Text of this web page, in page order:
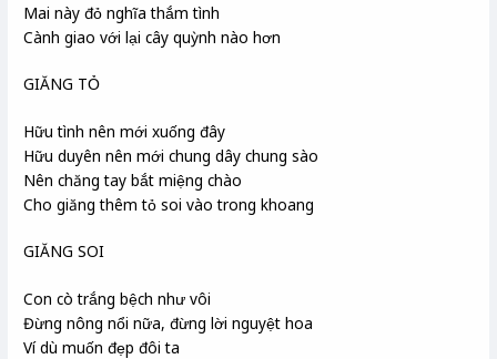
Mai này đỏ nghĩa thắm tình
Cành giao với lại cây quỳnh nào hơn
GIĂNG TỎ
Hữu tình nên mới xuống đây
Hữu duyên nên mới chung dây chung sào
Nên chăng tay bắt miệng chào
Cho giăng thêm tỏ soi vào trong khoang
GIĂNG SOI
Con cò trắng bệch như vôi
Đừng nông nổi nữa, đừng lời nguyệt hoa
Ví dù muốn đẹp đôi ta